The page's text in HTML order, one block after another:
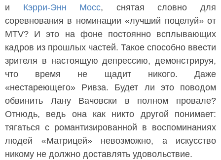
и Кэрри-Энн Мосс, снятая словно для
соревнования в номинации «лучший поцелуй» от
MTV? И это на фоне постоянно всплывающих
кадров из прошлых частей. Такое способно ввести
зрителя в настоящую депрессию, демонстрируя,
что время не щадит никого. Даже
«нестареющего» Ривза. Будет ли это поводом
обвинить Лану Вачовски в полном провале?
Отнюдь, ведь она как никто другой понимает:
тягаться с романтизированной в воспоминаниях
людей «Матрицей» невозможно, а искусство
никому не должно доставлять удовольствие.